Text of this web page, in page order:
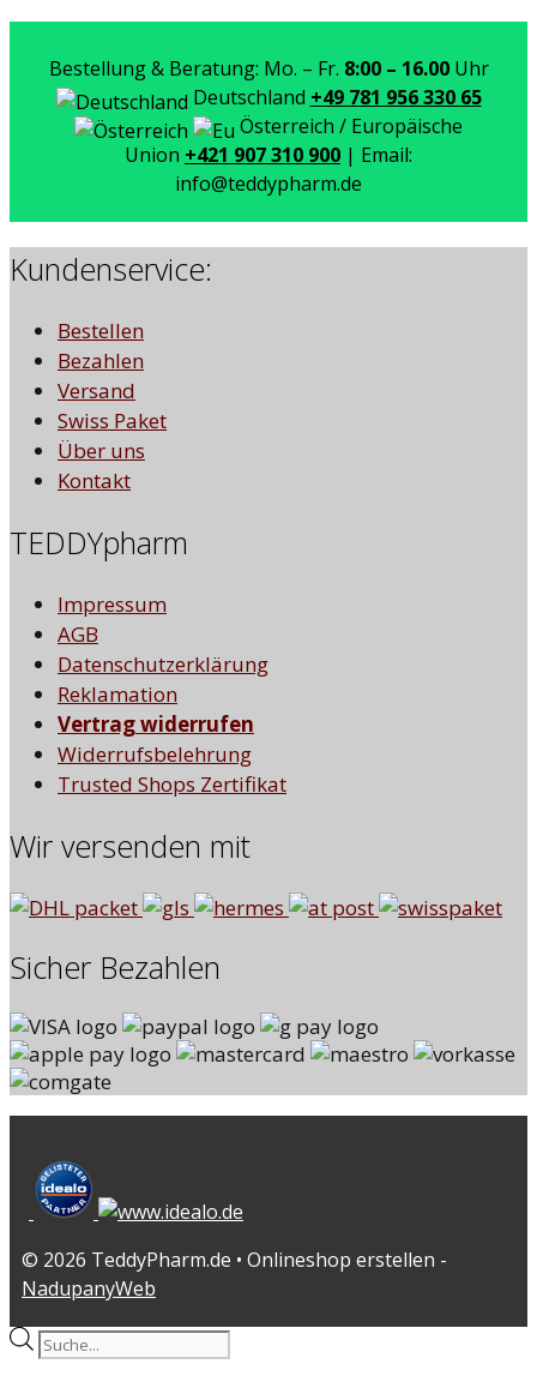
Bestellung & Beratung: Mo. – Fr. 8:00 – 16.00Uhr
Deutschland +49 781 956 330 65
Österreich / Europäische
Union +421 907 310 900 | Email:
info@teddypharm.de
Kundenservice:
Bestellen
Bezahlen
Versand
Swiss Paket
Über uns
Kontakt
TEDDYpharm
Impressum
AGB
Datenschutzerklärung
Reklamation
Vertrag widerrufen
Widerrufsbelehrung
Trusted Shops Zertifikat
Wir versenden mit
Sicher Bezahlen
© 2026 TeddyPharm.de • Onlineshop erstellen -
NadupanyWeb
Products